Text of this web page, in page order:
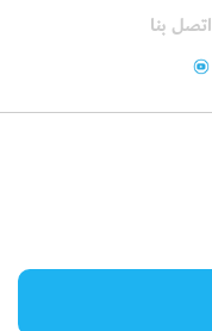
اتصل بنا